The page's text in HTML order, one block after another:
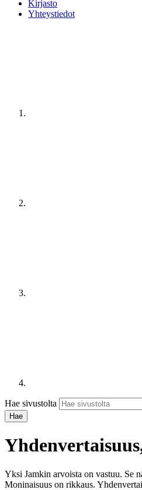
Kirjasto
Yhteystiedot
Hae sivustolta
Yksi Jamkin arvoista on vastuu. Se
Moninaisuus on rikkaus.